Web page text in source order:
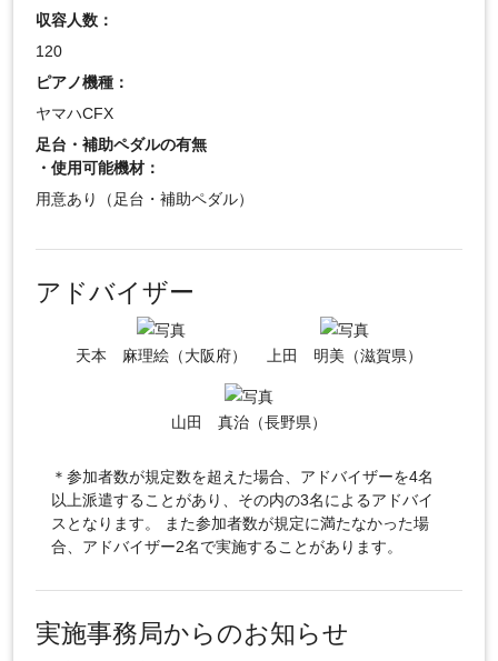
収容人数：
120
ピアノ機種：
ヤマハCFX
足台・補助ペダルの有無
・使用可能機材：
用意あり（足台・補助ペダル）
アドバイザー
天本 麻理絵（大阪府） 上田 明美（滋賀県）
山田 真治（長野県）
＊参加者数が規定数を超えた場合、アドバイザーを4名
以上派遣することがあり、その内の3名によるアドバイ
スとなります。 また参加者数が規定に満たなかった場
合、アドバイザー2名で実施することがあります。
実施事務局からのお知らせ